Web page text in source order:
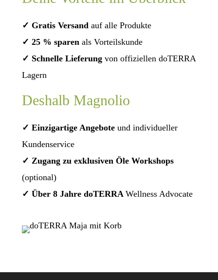
✓ Gratis Versand auf alle Produkte
✓ 25 % sparen als Vorteilskunde
✓ Schnelle Lieferungvon offiziellen doTERRA
Lagern
Deshalb Magnolio
✓ Einzigartige Angeboteund individueller
Kundenservice
✓ Zugang zu exklusiven Öle Workshops
(optional)
✓ Über 8 Jahre doTERRA Wellness Advocate